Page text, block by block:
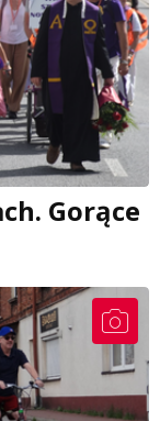
Gorące